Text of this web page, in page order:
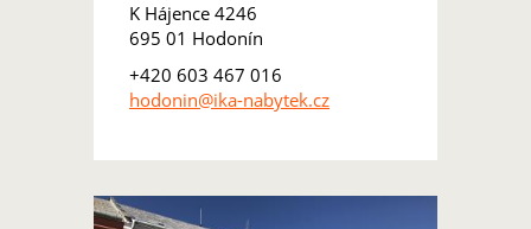
K Hájence 4246
695 01 Hodonín
+420 603 467 016
hodonin@ika-nabytek.cz